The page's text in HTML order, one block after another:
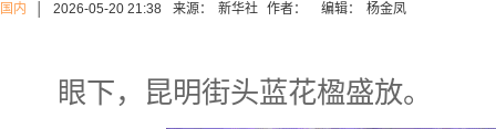
国内 2026-05-20 21:38 来源： 新华社 作者： 编辑： 杨金凤
眼下，昆明街头蓝花楹盛放。